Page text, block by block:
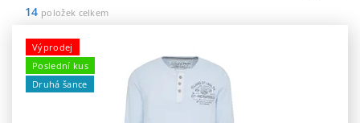
14 položek celkem
Výprodej
Poslední kus
Druhá šance